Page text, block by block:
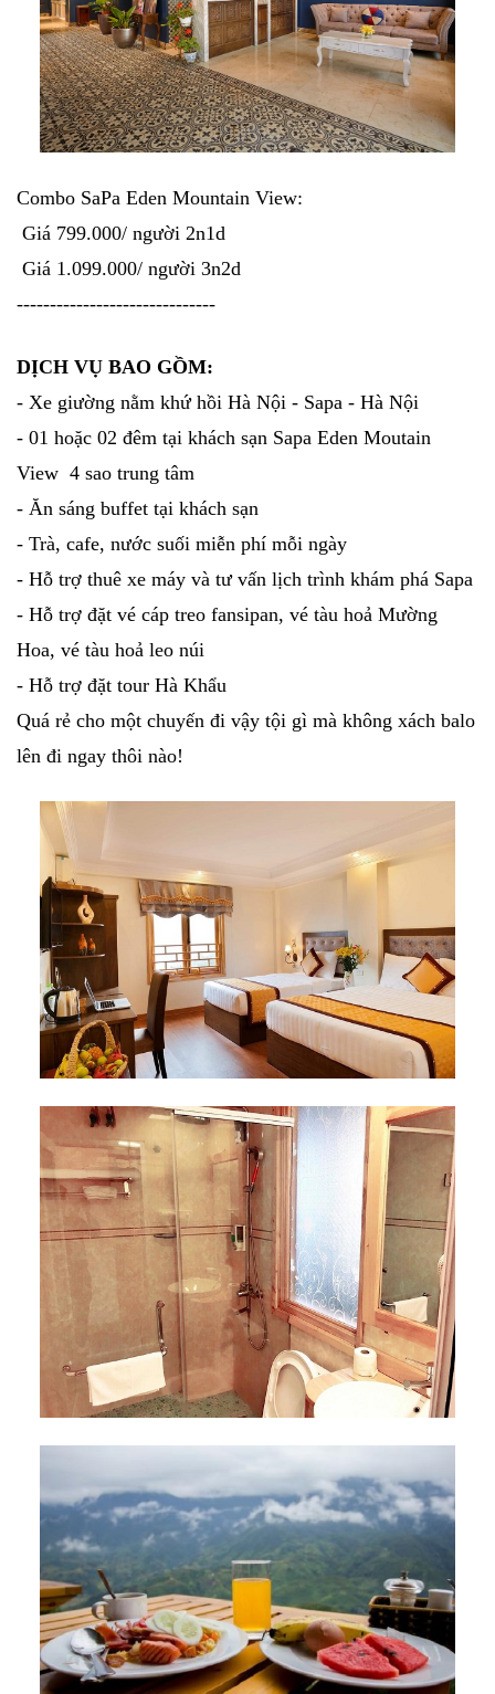
Combo SaPa Eden Mountain View:
Giá 799.000/ người 2n1d
Giá 1.099.000/ người 3n2d
------------------------------
DỊCH VỤ BAO GỒM:
- Xe giường nằm khứ hồi Hà Nội - Sapa - Hà Nội
- 01 hoặc 02 đêm tại khách sạn Sapa Eden Moutain
View 4 sao trung tâm
- Ăn sáng buffet tại khách sạn
- Trà, cafe, nước suối miễn phí mỗi ngày
- Hỗ trợ thuê xe máy và tư vấn lịch trình khám phá Sapa
- Hỗ trợ đặt vé cáp treo fansipan, vé tàu hoả Mường
Hoa, vé tàu hoả leo núi
- Hỗ trợ đặt tour Hà Khẩu
Quá rẻ cho một chuyến đi vậy tội gì mà không xách balo
lên đi ngay thôi nào!